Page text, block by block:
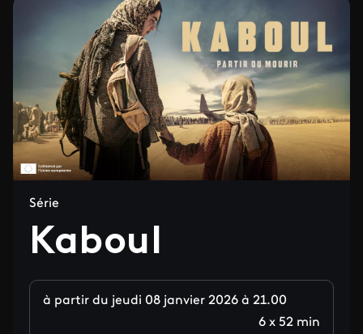
Série
Kaboul
à partir du jeudi 08 janvier 2026 à 21.00
6 x 52 min